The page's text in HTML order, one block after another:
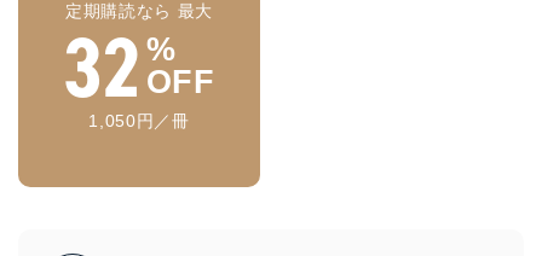
定期購読なら 最大
32 %
OFF
1,050円／冊